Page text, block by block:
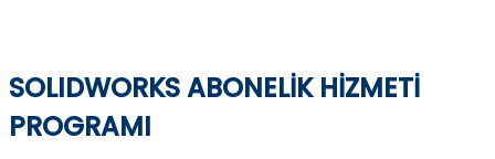
SOLIDWORKS ABONELİK HİZMETİ
PROGRAMI